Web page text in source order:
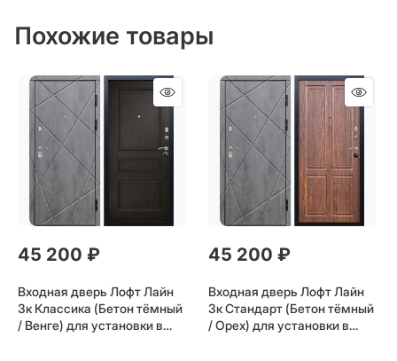
Похожие товары
45 200 ₽
Входная дверь Лофт Лайн
3к Классика (Бетон тёмный
/ Венге) для установки в
45 200 ₽
Входная дверь Лофт Лайн
3к Стандарт (Бетон тёмный
/ Орех) для установки в